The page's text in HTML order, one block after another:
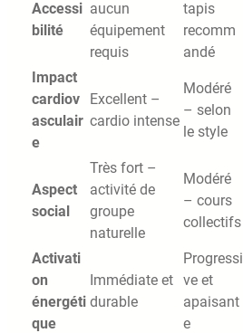
Accessi
bilité
aucun
équipement
requis
tapis
recomm
andé
Impact
cardiov
asculair
e
Excellent –
cardio intense
Modéré
– selon
le style
Aspect
social
Très fort –
activité de
groupe
naturelle
Modéré
– cours
collectifs
Activati
on
énergéti
que
Immédiate et
durable
Progressi
ve et
apaisant
e